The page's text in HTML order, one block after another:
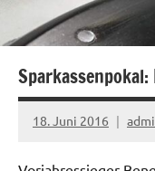
18. Juni 2016